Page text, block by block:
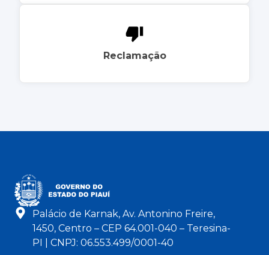
Reclamação
Palácio de Karnak, Av. Antonino Freire,
1450, Centro – CEP 64.001-040 – Teresina-
PI | CNPJ: 06.553.499/0001-40